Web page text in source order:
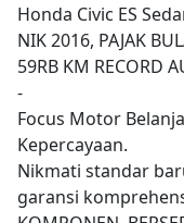
Honda Civic ES
NIK 2016, PAJAK
59RB KM RECORD
-
Focus Motor
Kepercayaan.
Nikmati standar
garansi